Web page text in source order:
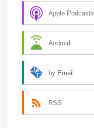
Apple Podcasts
Android
by Email
RSS